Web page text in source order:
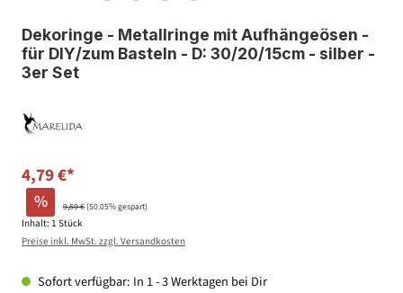
Dekoringe - Metallringe mit Aufhängeösen -
für DIY/zum Basteln - D: 30/20/15cm - silber -
3er Set
4,79 €*
% 9,59 €(50.05% gespart)
Inhalt: 1 Stück
Preise inkl. MwSt. zzgl. Versandkosten
Sofort verfügbar: In 1 - 3 Werktagen bei Dir